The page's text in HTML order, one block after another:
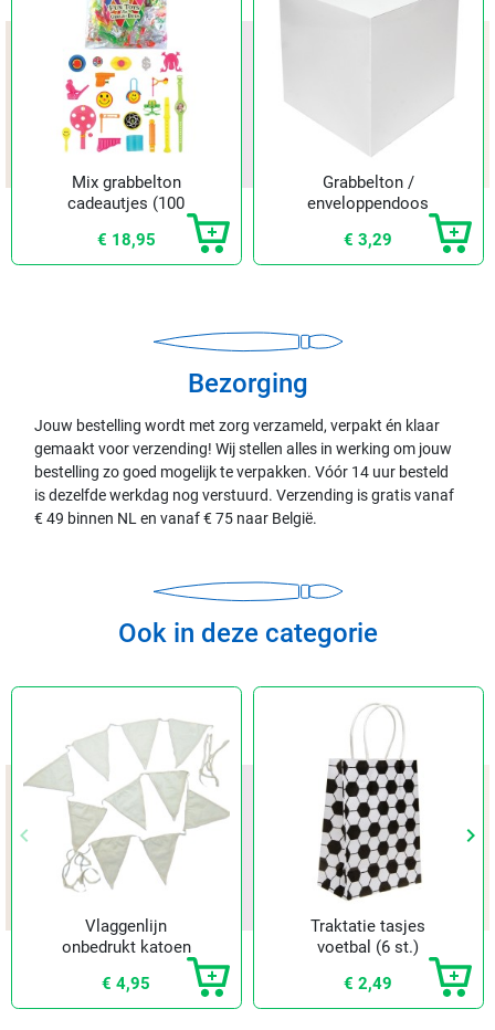
Mix grabbelton
cadeautjes (100
€ 18,95
Grabbelton /
enveloppendoos
€ 3,29
Bezorging
Jouw bestelling wordt met zorg verzameld, verpakt én klaar
gemaakt voor verzending! Wij stellen alles in werking om jouw
bestelling zo goed mogelijk te verpakken. Vóór 14 uur besteld
is dezelfde werkdag nog verstuurd. Verzending is gratis vanaf
€ 49 binnen NL en vanaf € 75 naar België.
Ook in deze categorie
Vorige
keyboard_arrow_left keyboard_arrow_right
Vlaggenlijn
onbedrukt katoen
€ 4,95
Traktatie tasjes
voetbal (6 st.)
€ 2,49